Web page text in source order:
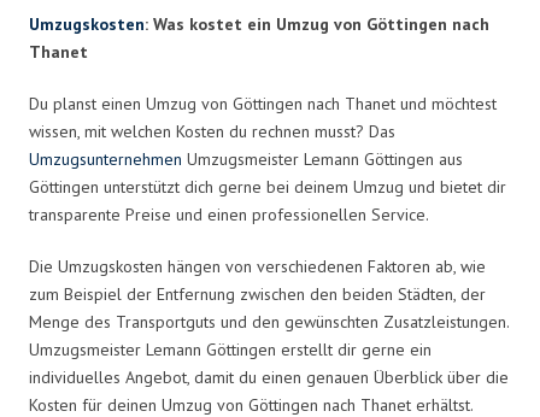
Umzugskosten: Was kostet ein Umzug von Göttingen nach
Thanet
Du planst einen Umzug von Göttingen nach Thanet und möchtest
wissen, mit welchen Kosten du rechnen musst? Das
Umzugsunternehmen Umzugsmeister Lemann Göttingen aus
Göttingen unterstützt dich gerne bei deinem Umzug und bietet dir
transparente Preise und einen professionellen Service.
Die Umzugskosten hängen von verschiedenen Faktoren ab, wie
zum Beispiel der Entfernung zwischen den beiden Städten, der
Menge des Transportguts und den gewünschten Zusatzleistungen.
Umzugsmeister Lemann Göttingen erstellt dir gerne ein
individuelles Angebot, damit du einen genauen Überblick über die
Kosten für deinen Umzug von Göttingen nach Thanet erhältst.